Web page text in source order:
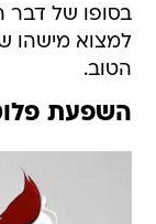
בסופו של דבר
למצוא מישהו
הטוב.
השפעת